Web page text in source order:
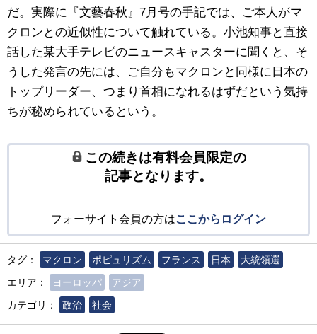
だ。実際に『文藝春秋』7月号の手記では、ご本人がマ
クロンとの近似性について触れている。小池知事と直接
話した某大手テレビのニュースキャスターに聞くと、そ
うした発言の先には、ご自分もマクロンと同様に日本の
トップリーダー、つまり首相になれるはずだという気持
ちが秘められているという。
この続きは有料会員限定の
記事となります。
フォーサイト会員の方はここからログイン
タグ： マクロン ポピュリズム フランス 日本
大統領選
エリア：
ヨーロッパ
アジア
カテゴリ：
政治 社会